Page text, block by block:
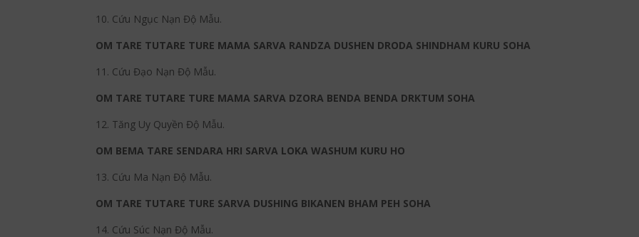
10. Cứu Ngục Nạn Độ Mẫu.
OM TARE TUTARE TURE MAMA SARVA RANDZA DUSHEN DRODA SHINDHAM KURU SOHA
11. Cứu Đạo Nạn Độ Mẫu.
OM TARE TUTARE TURE MAMA SARVA DZORA BENDA BENDA DRKTUM SOHA
12. Tăng Uy Quyền Độ Mẫu.
OM BEMA TARE SENDARA HRI SARVA LOKA WASHUM KURU HO
13. Cứu Ma Nạn Độ Mẫu.
OM TARE TUTARE TURE SARVA DUSHING BIKANEN BHAM PEH SOHA
14. Cứu Súc Nạn Độ Mẫu.